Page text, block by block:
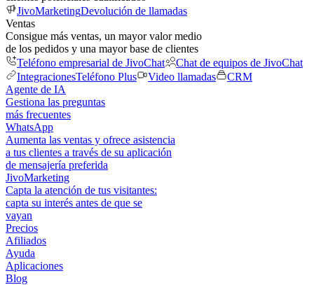
JivoMarketingDevolución de llamadas
Ventas
Consigue más ventas, un mayor valor medio
de los pedidos y una mayor base de clientes
Teléfono empresarial de JivoChat
Chat de equipos de JivoChat
IntegracionesTeléfono Plus Video llamadas
CRM
Agente de IA
Gestiona las preguntas
más frecuentes
WhatsApp
Aumenta las ventas y ofrece asistencia
a tus clientes a través de su aplicación
de mensajería preferida
JivoMarketing
Capta la atención de tus visitantes:
capta su interés antes de que se
vayan
Precios
Afiliados
Ayuda
Aplicaciones
Blog